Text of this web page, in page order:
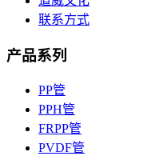
联系方式
产品系列
PP管
PPH管
FRPP管
PVDF管